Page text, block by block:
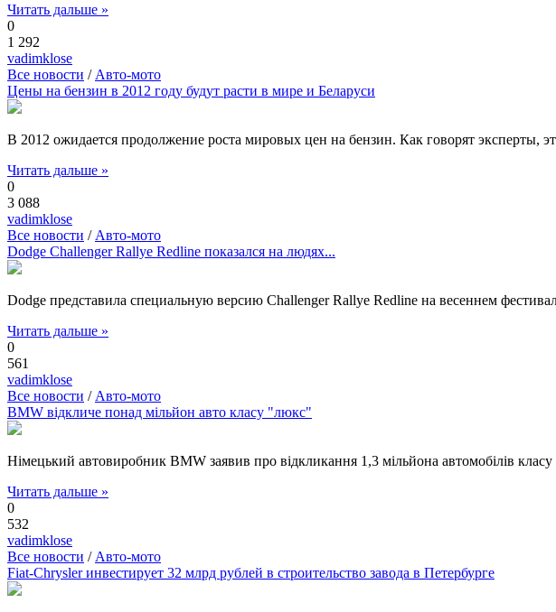
Читать дальше »
0
1 292
vadimklose
Все новости / Авто-мото
Цены на бензин в 2012 году будут расти в мире и Беларуси
В 2012 ожидается продолжение роста мировых цен на бензин. Как говорят эксперты,
Читать дальше »
0
3 088
vadimklose
Все новости / Авто-мото
Dodge Challenger Rallye Redline показался на людях...
Dodge представила специальную версию Challenger Rallye Redline на весеннем
Читать дальше »
0
561
vadimklose
Все новости / Авто-мото
BMW відкличе понад мільйон авто класу "люкс"
Німецький автовиробник BMW заявив про відкликання 1,3 мільйона автомобілів класу
Читать дальше »
0
532
vadimklose
Все новости / Авто-мото
Fiat-Chrysler инвестирует 32 млрд рублей в строительство завода в Петербурге